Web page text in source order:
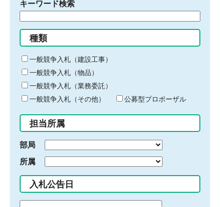
キーワード検索
る
キ
ー
ワ
ー
ド
入
力
種類
一般競争入札（建設工事）
一般競争入札（物品）
一般競争入札（業務委託）
一般競争入札（その他）
公募型プロポーザル
担当所属
部局
所属
入札公告日